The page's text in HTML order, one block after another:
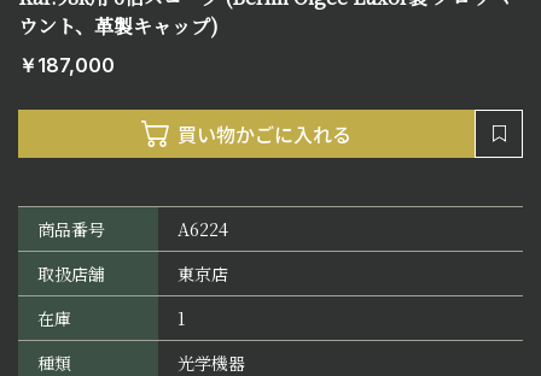
ウント、革製キャップ)
￥187,000
商品番号
A6224
取扱店舗
東京店
在庫
1
種類
光学機器